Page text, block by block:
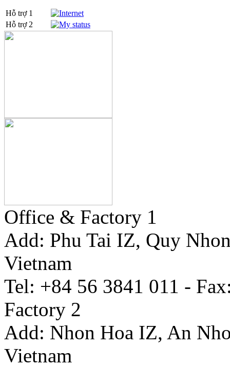
Hỗ trợ 1
Hỗ trợ 2
Office & Factory 1
Add: Phu Tai IZ, Quy
Vietnam
Tel: +84 56 3841 011 -
Factory 2
Add: Nhon Hoa IZ, An
Vietnam